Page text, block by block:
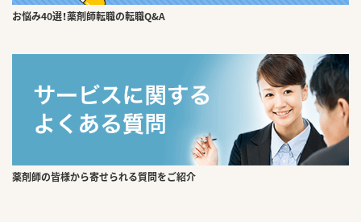
お悩み40選！薬剤師転職の転職Q&A
薬剤師の皆様から寄せられる質問をご紹介